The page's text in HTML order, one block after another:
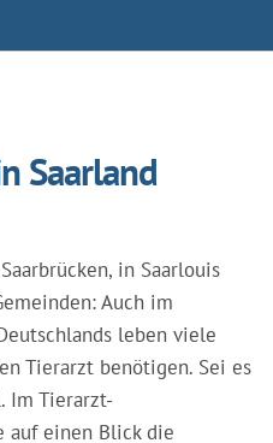
Saarland
in Saarlouis
Auch im
leben viele
Tierarzt benötigen. Sei es
Im Tierarzt-
auf einen Blick die